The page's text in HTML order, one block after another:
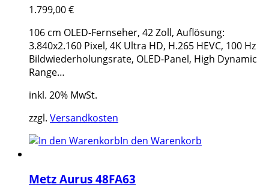
1.799,00€
106 cm OLED-Fernseher, 42 Zoll, Auflösung:
3.840x2.160 Pixel, 4K Ultra HD, H.265 HEVC, 100 Hz
Bildwiederholungsrate, OLED-Panel, High Dynamic
Range…
inkl. 20% MwSt.
zzgl. Versandkosten
In den Warenkorb
Metz Aurus 48FA63